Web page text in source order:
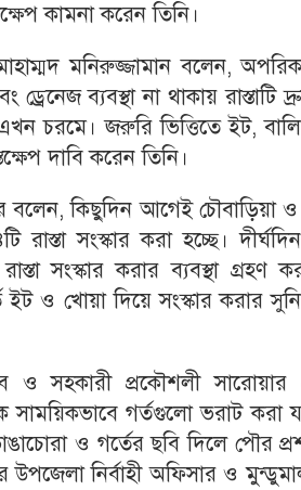
কামনা করেন তিনি।
মনিরুজ্জামান বলেন,
ব্যবস্থা না থাকায় রাস্তাটি
চরমে। জরুরি ভিত্তিতে ইট,
দাবি করেন তিনি।
বলেন, কিছুদিন আগেই চৌবাড়িয়া
রাস্তা সংস্কার করা হচ্ছে।
সংস্কার করার ব্যবস্থা গ্রহণ
ইট ও খোয়া দিয়ে সংস্কার করার
ও সহকারী প্রকৌশলী
গর্তগুলো ভরাট করা
ও গর্তের ছবি দিলে পৌর
নির্বাহী অফিসার ও